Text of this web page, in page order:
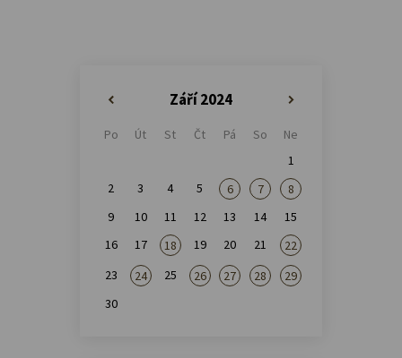
Září 2024
Po Út St Čt Pá So
Ne
1
2
3 4 5 6 7
8
9
10 11 12 13 14
15
16
17 18 19 20 21
22
23
24 25 26 27 28
29
30